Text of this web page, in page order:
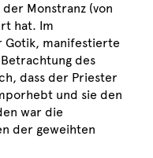
Monstranz (von
hat. Im
Gotik, manifestierte
des
dass der Priester
und sie den
war die
der geweihten